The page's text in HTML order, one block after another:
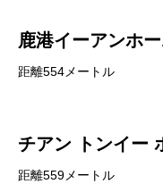
鹿港イーアンホ
距離554メートル
チアン トンイー
距離559メートル